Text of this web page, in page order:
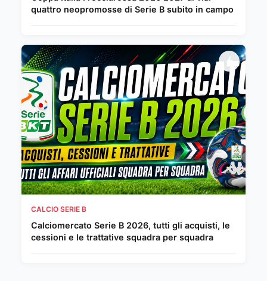
quattro neopromosse di Serie B subito in campo
CALCIO SERIE B
Calciomercato Serie B 2026, tutti gli acquisti, le
cessioni e le trattative squadra per squadra